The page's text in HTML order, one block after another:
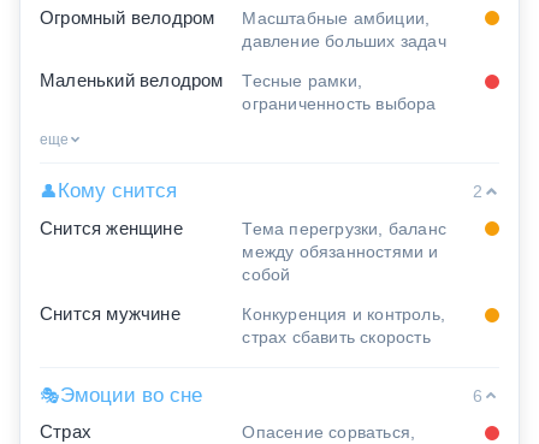
Огромный велодром
Масштабные амбиции,
давление больших задач
Маленький велодром
Тесные рамки,
ограниченность выбора
еще
👤Кому снится
2
Снится женщине
Тема перегрузки, баланс
между обязанностями и
собой
Снится мужчине
Конкуренция и контроль,
страх сбавить скорость
🎭Эмоции во сне
6
Страх
Опасение сорваться,